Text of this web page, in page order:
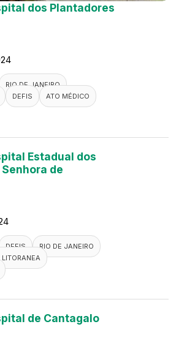
dos Plantadores
RIO DE JANEIRO
DEFIS
ATO MÉDICO
Estadual dos
de
DEFIS
RIO DE JANEIRO
de Cantagalo